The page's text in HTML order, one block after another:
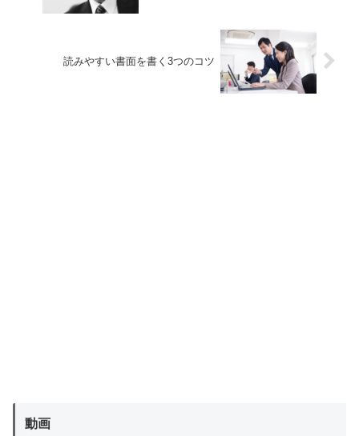
読みやすい書面を書く3つのコツ
動画